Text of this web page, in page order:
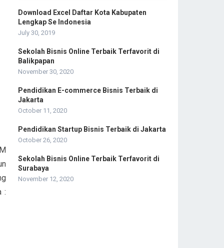
:
rDownload Excel Daftar Kota Kabupaten
Lengkap Se Indonesia
July 30, 2019
Sekolah Bisnis Online Terbaik Terfavorit di
Balikpapan
November 30, 2020
Pendidikan E-commerce Bisnis Terbaik di
Jakarta
October 11, 2020
Pendidikan Startup Bisnis Terbaik di Jakarta
October 26, 2020
Sekolah Bisnis Online Terbaik Terfavorit di
Surabaya
November 12, 2020